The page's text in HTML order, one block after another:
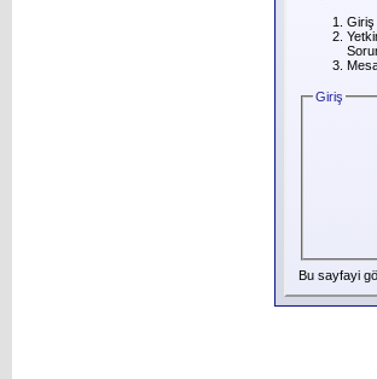
Giriş
Giriş
Bu sayfayi